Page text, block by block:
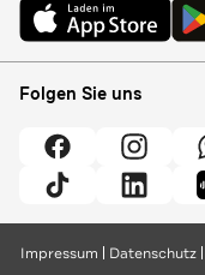
Folgen Sie uns
Impressum Datenschutz